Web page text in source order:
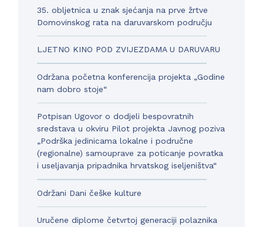
35. obljetnica u znak sjećanja na prve žrtve
Domovinskog rata na daruvarskom području
LJETNO KINO POD ZVIJEZDAMA U DARUVARU
Održana početna konferencija projekta „Godine
nam dobro stoje“
Potpisan Ugovor o dodjeli bespovratnih
sredstava u okviru Pilot projekta Javnog poziva
„Podrška jedinicama lokalne i područne
(regionalne) samouprave za poticanje povratka
i useljavanja pripadnika hrvatskog iseljeništva“
Održani Dani češke kulture
Uručene diplome četvrtoj generaciji polaznika